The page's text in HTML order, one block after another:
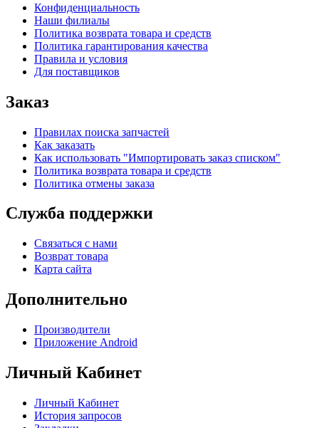
Конфиденциальность
Наши филиалы
Политика возврата товара и средств
Политика гарантирования качества
Правила и условия
Для поставщиков
Заказ
Правилах поиска запчастей
Как заказать
Как использовать "Импортировать заказ списком"
Политика возврата товара и средств
Политика отмены заказа
Служба поддержки
Связаться с нами
Возврат товара
Карта сайта
Дополнительно
Производители
Приложение Android
Личный Кабинет
Личный Кабинет
История запросов